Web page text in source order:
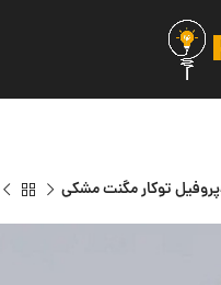
پروفیل توکار مگنت مشکی